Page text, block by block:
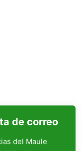
de correo
del Maule